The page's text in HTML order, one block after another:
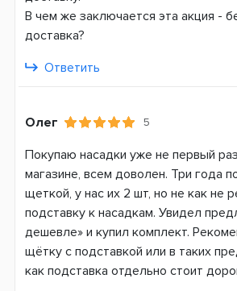
D100 (Kids, Vitality)
D701 (6000-20000) (Genius)
Страна производитель
В чем же заключается эта акция -
доставка?
Ответить
Олег 5
Покупаю насадки уже не первый
магазине, всем доволен. Три года
щеткой, у нас их 2 шт, но не как не
подставку к насадкам. Увидел
дешевле» и купил комплект.
щётку с подставкой или в таких
как подставка отдельно стоит